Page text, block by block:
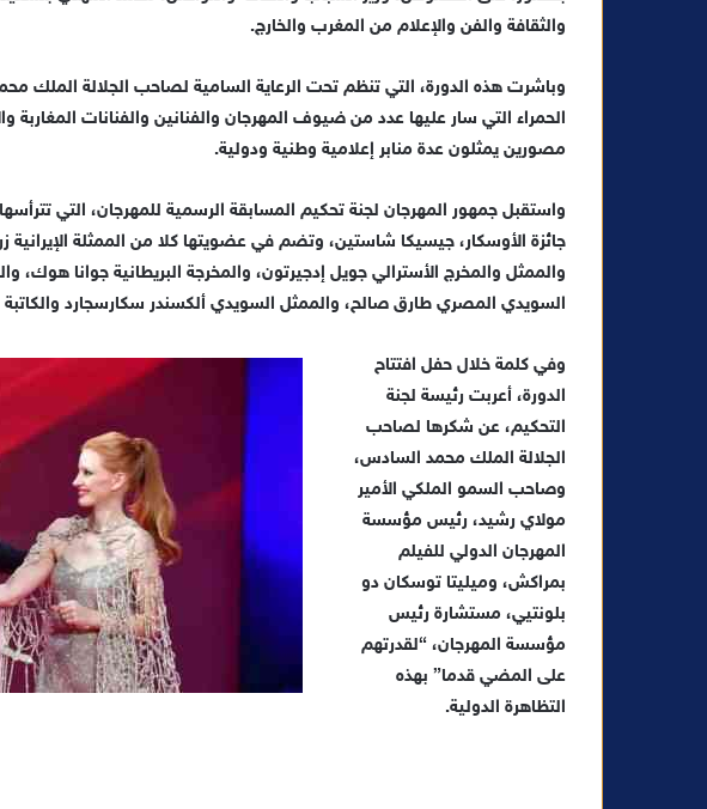
ب
ي
د
ت
ر
و
ي
ا
والثقافة والفن والإعلام من المغرب والخارج.
وباشرت هذه الدورة، التي تنظم تحت الرعاية السامية لصاحب الجلالة الملك
الحمراء التي سار عليها عدد من ضيوف المهرجان والفنانين والفنانات
مصورين يمثلون عدة منابر إعلامية وطنية ودولية.
واستقبل جمهور المهرجان لجنة تحكيم المسابقة الرسمية للمهرجان، التي تترأسها
جائزة الأوسكار، جيسيكا شاستين، وتضم في عضويتها كلا من الممثلة الإيرانية
والممثل والمخرج الأسترالي جويل إدجيرتون، والمخرجة البريطانية جوانا هوك،
السويدي المصري طارق صالح، والممثل السويدي ألكسندر سكارسجارد والكاتبة
وفي كلمة خلال حفل افتتاح
الدورة، أعربت رئيسة لجنة
التحكيم، عن شكرها لصاحب
الجلالة الملك محمد السادس،
وصاحب السمو الملكي الأمير
مولاي رشيد، رئيس مؤسسة
المهرجان الدولي للفيلم
بمراكش، وميليتا توسكان دو
بلونتيي، مستشارة رئيس
مؤسسة المهرجان، “لقدرتهم
على المضي قدما” بهذه
التظاهرة الدولية.